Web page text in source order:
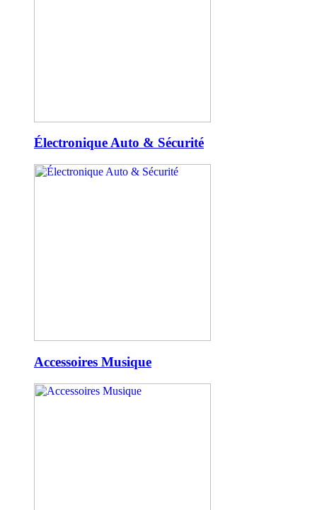
Électronique Auto & Sécurité
Accessoires Musique